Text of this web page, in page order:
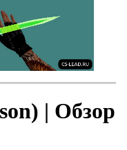
| Обзор